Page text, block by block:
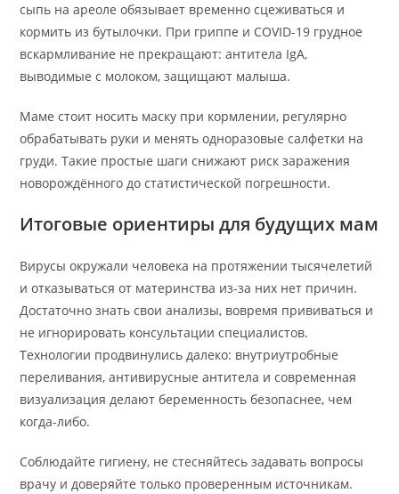
сыпь на ареоле обязывает временно сцеживаться и
кормить из бутылочки. При гриппе и COVID-19 грудное
вскармливание не прекращают: антитела IgA,
выводимые с молоком, защищают малыша.
Маме стоит носить маску при кормлении, регулярно
обрабатывать руки и менять одноразовые салфетки на
груди. Такие простые шаги снижают риск заражения
новорождённого до статистической погрешности.
Итоговые ориентиры для будущих мам
Вирусы окружали человека на протяжении тысячелетий
и отказываться от материнства из-за них нет причин.
Достаточно знать свои анализы, вовремя прививаться и
не игнорировать консультации специалистов.
Технологии продвинулись далеко: внутриутробные
переливания, антивирусные антитела и современная
визуализация делают беременность безопаснее, чем
когда-либо.
Соблюдайте гигиену, не стесняйтесь задавать вопросы
врачу и доверяйте только проверенным источникам.